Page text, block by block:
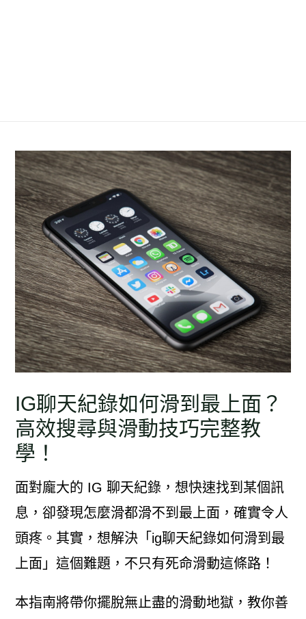
IG聊天紀錄如何滑到最上面？
高效搜尋與滑動技巧完整教
學！
面對龐大的 IG 聊天紀錄，想快速找到某個訊
息，卻發現怎麼滑都滑不到最上面，確實令人
頭疼。其實，想解決「ig聊天紀錄如何滑到最
上面」這個難題，不只有死命滑動這條路！
本指南將帶你擺脫無止盡的滑動地獄，教你善